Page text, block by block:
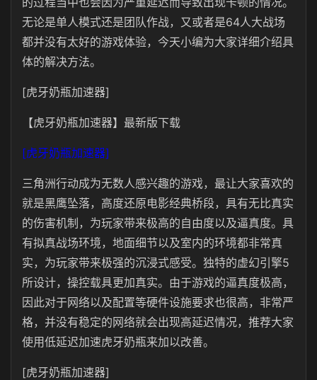
无论是单人模式还是团队作战，又或者是64人大战场
都并没有太好的游戏体验，今天小编为大家详细介绍具
体的解决方法。
[虎牙奶瓶加速器]
【虎牙奶瓶加速器】最新版下载
[虎牙奶瓶加速器]
三角洲行动成为无数人感兴趣的游戏，最让大家喜欢的
就是黑鹰坠落，高度还原电影经典桥段，具有无比真实
的伤害机制，为玩家带来极高的自由度以及逼真度。具
有拟真战场环境，地面细节以及室内的环境都非常真
实，为玩家带来极强的沉浸式感受。独特的虚幻引擎5
所设计，操控载具更加真实。由于游戏的逼真度极高，
因此对于网络以及配置等硬件设施要求也很高，非常严
格，并没有稳定的网络就会出现高延迟情况，推荐大家
使用低延迟加速虎牙奶瓶来加以改善。
[虎牙奶瓶加速器]